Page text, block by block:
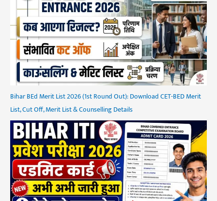
Bihar BEd Merit List 2026 (1st Round Out): Download CET-BED Merit
List, Cut Off, Merit List & Counselling Details